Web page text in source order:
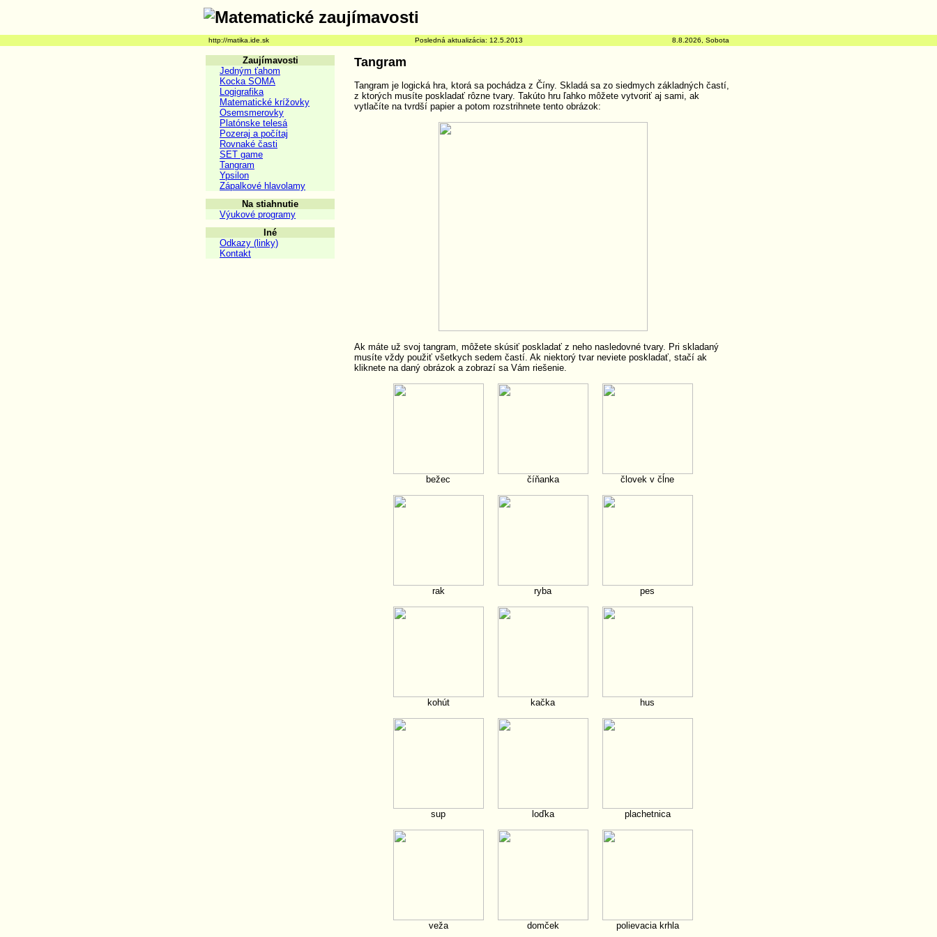
http://matika.ide.sk Posledná aktualizácia: 12.5.2013 8.8.2026, Sobota
Zaujímavosti
Jedným ťahom
Kocka SOMA
Logigrafika
Matematické krížovky
Osemsmerovky
Platónske telesá
Pozeraj a počítaj
Rovnaké časti
SET game
Tangram
Ypsilon
Zápalkové hlavolamy
Na stiahnutie
Výukové programy
Iné
Odkazy (linky)
Kontakt
Tangram
Tangram je logická hra, ktorá sa pochádza z Číny. Skladá sa zo siedmych základných častí,
z ktorých musíte poskladať rôzne tvary. Takúto hru ľahko môžete vytvoriť aj sami, ak
vytlačíte na tvrdší papier a potom rozstrihnete tento obrázok:
Ak máte už svoj tangram, môžete skúsiť poskladať z neho nasledovné tvary. Pri skladaný
musíte vždy použiť všetkych sedem častí. Ak niektorý tvar neviete poskladať, stačí ak
kliknete na daný obrázok a zobrazí sa Vám riešenie.
bežec číňanka človek v čĺne
rak ryba pes
kohút kačka hus
sup loďka plachetnica
veža domček polievacia krhla